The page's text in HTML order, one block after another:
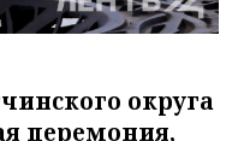
округа
церемония,